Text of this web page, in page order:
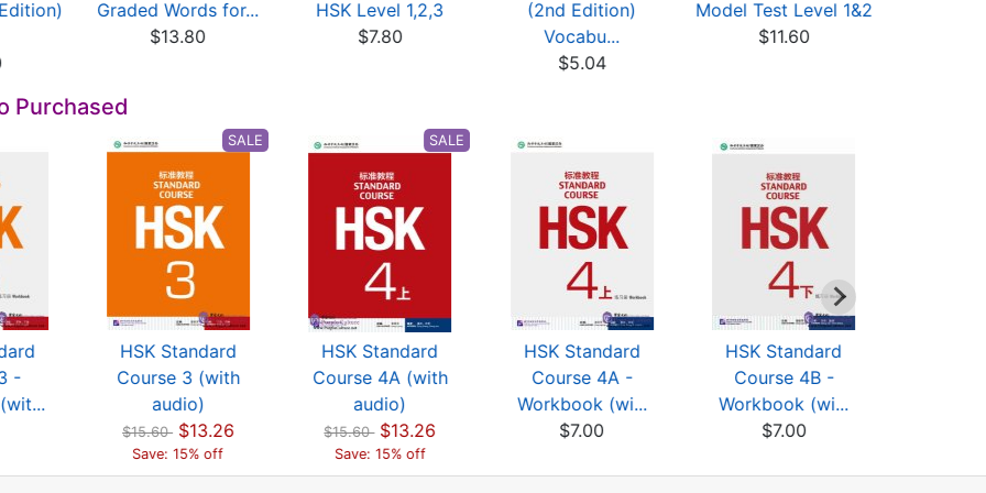
Graded Words for...
$13.80
HSK Level 1,2,3
$7.80
(2nd Edition)
Vocabu...
$5.04
Model Test Level 1&2
$11.60
Purchased
-
HSK Standard
Course 3 (with
audio)
SALE
$15.60 $13.26
Save: 15% off
HSK Standard
Course 4A (with
audio)
SALE
$15.60 $13.26
Save: 15% off
HSK Standard
Course 4A -
Workbook (wi...
$7.00
HSK Standard
Course 4B -
Workbook (wi...
$7.00